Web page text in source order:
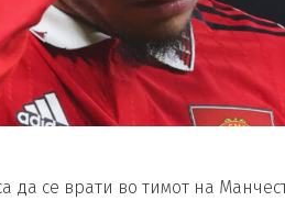
се врати во тимот на